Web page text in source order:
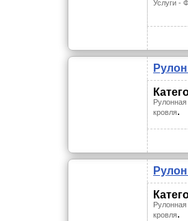
Услуги -
кровля.
кровля.